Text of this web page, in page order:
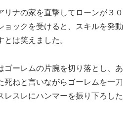
リナの家を直撃してローンが３０
ョックを受けると、スキルを発動
は笑えました。
ゴーレムの片腕を切り落とし、あ
死ねと言いながらゴーレムを一刀
レスレにハンマーを振り下ろした